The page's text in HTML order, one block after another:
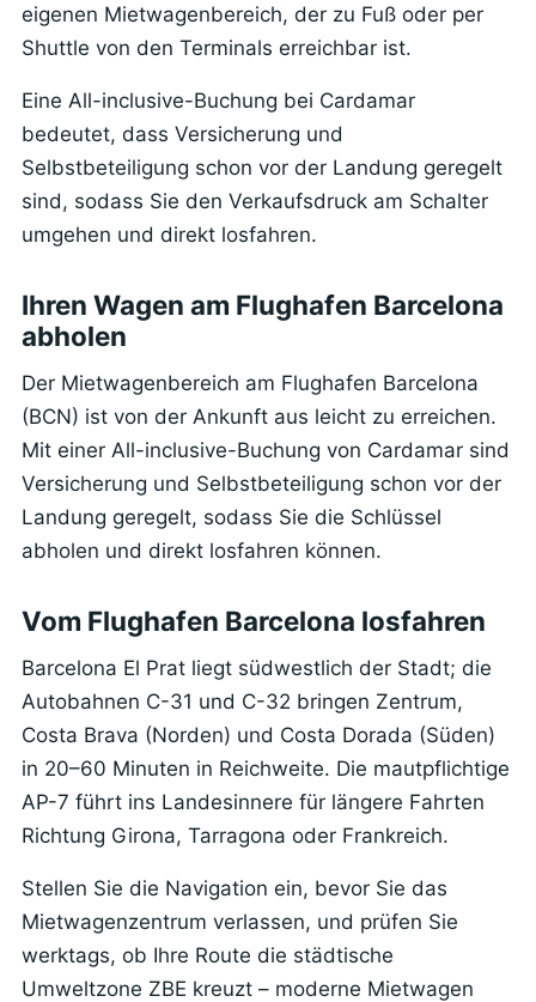
eigenen Mietwagenbereich, der zu Fuß oder per
Shuttle von den Terminals erreichbar ist.
Eine All-inclusive-Buchung bei Cardamar
bedeutet, dass Versicherung und
Selbstbeteiligung schon vor der Landung geregelt
sind, sodass Sie den Verkaufsdruck am Schalter
umgehen und direkt losfahren.
Ihren Wagen am Flughafen Barcelona
abholen
Der Mietwagenbereich am Flughafen Barcelona
(BCN) ist von der Ankunft aus leicht zu erreichen.
Mit einer All-inclusive-Buchung von Cardamar sind
Versicherung und Selbstbeteiligung schon vor der
Landung geregelt, sodass Sie die Schlüssel
abholen und direkt losfahren können.
Vom Flughafen Barcelona losfahren
Barcelona El Prat liegt südwestlich der Stadt; die
Autobahnen C-31 und C-32 bringen Zentrum,
Costa Brava (Norden) und Costa Dorada (Süden)
in 20–60 Minuten in Reichweite. Die mautpflichtige
AP-7 führt ins Landesinnere für längere Fahrten
Richtung Girona, Tarragona oder Frankreich.
Stellen Sie die Navigation ein, bevor Sie das
Mietwagenzentrum verlassen, und prüfen Sie
werktags, ob Ihre Route die städtische
Umweltzone ZBE kreuzt – moderne Mietwagen